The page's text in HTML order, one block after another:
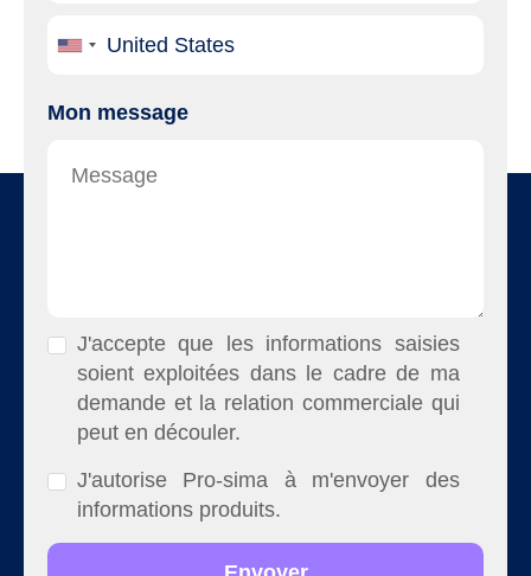
Mon message
J'accepte que les informations saisies
soient exploitées dans le cadre de ma
demande et la relation commerciale qui
peut en découler.
J'autorise Pro-sima à m'envoyer des
informations produits.